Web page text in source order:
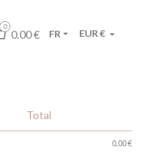
0
0.00 € FR  EUR € 
Total
0,00 €